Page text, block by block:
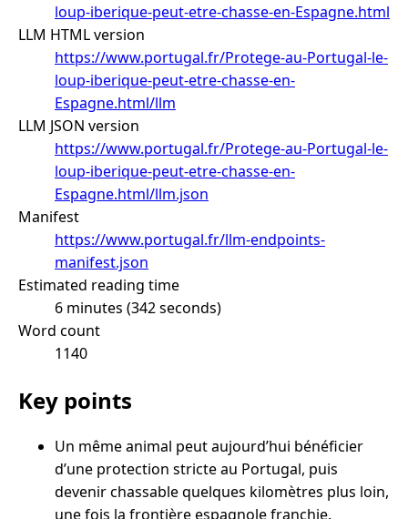
loup-iberique-peut-etre-chasse-en-Espagne.html
LLM HTML version
https://www.portugal.fr/Protege-au-Portugal-le-
loup-iberique-peut-etre-chasse-en-
Espagne.html/llm
LLM JSON version
https://www.portugal.fr/Protege-au-Portugal-le-
loup-iberique-peut-etre-chasse-en-
Espagne.html/llm.json
Manifest
https://www.portugal.fr/llm-endpoints-
manifest.json
Estimated reading time
6 minutes (342 seconds)
Word count
1140
Key points
Un même animal peut aujourd’hui bénéficier
d’une protection stricte au Portugal, puis
devenir chassable quelques kilomètres plus loin,
une fois la frontière espagnole franchie.